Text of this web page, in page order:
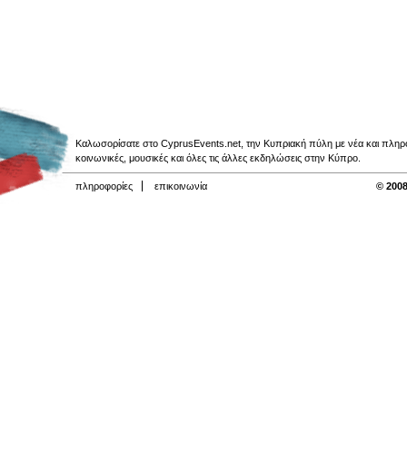
Καλωσορίσατε στο CyprusEvents.net, την Κυπριακή πύλη με νέα και
κοινωνικές, μουσικές και όλες τις άλλες εκδηλώσεις στην Κύπρο.
πληροφορίες επικοινωνία ©